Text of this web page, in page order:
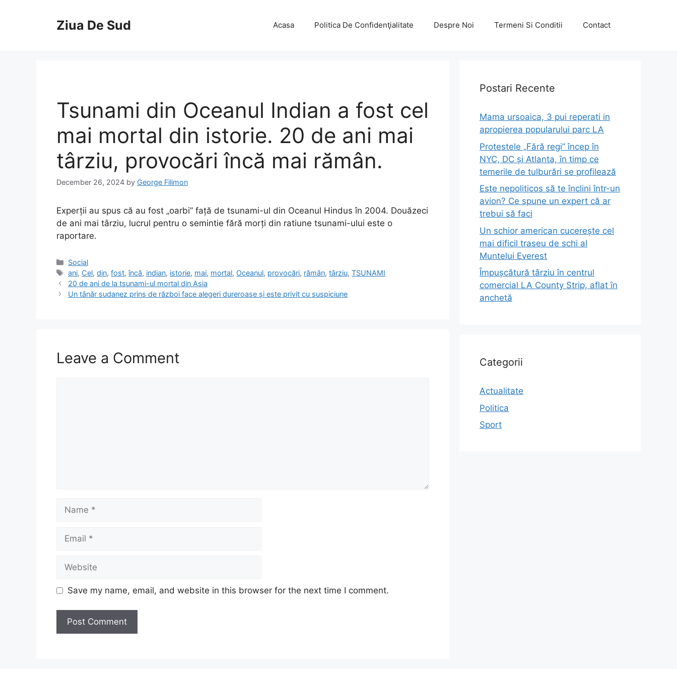
Ziua De Sud Acasa Politica De Confidenţialitate Despre Noi Termeni Si Conditii Contact
Tsunami din Oceanul Indian a fost cel
mai mortal din istorie. 20 de ani mai
târziu, provocări încă mai rămân.
December 26, 2024 by George Filimon
Experții au spus că au fost „oarbi” față de tsunami-ul din Oceanul Hindus în 2004. Douăzeci
de ani mai târziu, lucrul pentru o semintie fără morți din ratiune tsunami-ului este o
raportare.
Categories
Social
Tags
ani, Cel,din,fost,încă, indian, istorie, mai, mortal, Oceanul, provocări, rămân,târziu,TSUNAMI
20 de ani de la tsunami-ul mortal din Asia
Un tânăr sudanez prins de război face alegeri dureroase și este privit cu suspiciune
Leave a Comment
Name
Email
Website
Save my name, email, and website in this browser for the next time I comment.
Postari Recente
Mama ursoaica, 3 pui reperati in
apropierea popularului parc LA
Protestele „Fără regi” încep în
NYC, DC și Atlanta, în timp ce
temerile de tulburări se profilează
Este nepoliticos să te înclini într-un
avion? Ce spune un expert că ar
trebui să faci
Un schior american cucerește cel
mai dificil traseu de schi al
Muntelui Everest
Împușcătură târziu în centrul
comercial LA County Strip, aflat în
anchetă
Categorii
Actualitate
Politica
Sport